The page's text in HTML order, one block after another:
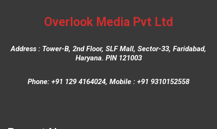
Overlook Media Pvt Ltd
Address : Tower-B, 2nd Floor, SLF Mall, Sector-33, Faridabad,
Haryana. PIN 121003
Phone: +91 129 4164024, Mobile : +91 9310152558